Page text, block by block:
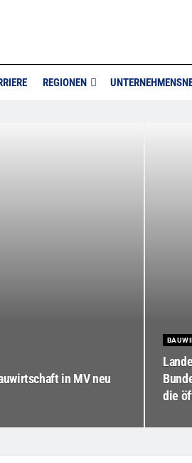
REGIONEN
in MV neu
die